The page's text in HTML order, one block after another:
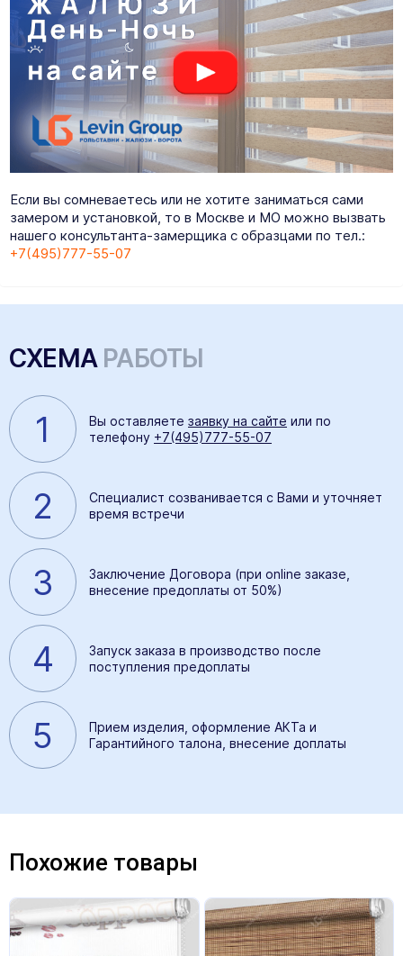
Если вы сомневаетесь или не хотите заниматься сами
замером и установкой, то в Москве и МО можно вызвать
нашего консультанта-замерщика с образцами по тел.:
+7(495)777-55-07
СХЕМАРАБОТЫ
1 Вы оставляете заявку на сайте или по
телефону +7(495)777-55-07
2
Специалист созванивается с Вами и уточняет
время встречи
3
Заключение Договора (при online заказе,
внесение предоплаты от 50%)
4
Запуск заказа в производство после
поступления предоплаты
5
Прием изделия, оформление АКТа и
Гарантийного талона, внесение доплаты
Похожие товары